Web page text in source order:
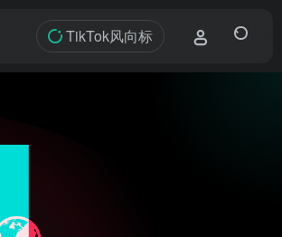
TikTok风向标